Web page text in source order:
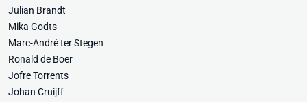
Julian Brandt
Mika Godts
Marc-André ter Stegen
Ronald de Boer
Jofre Torrents
Johan Cruijff